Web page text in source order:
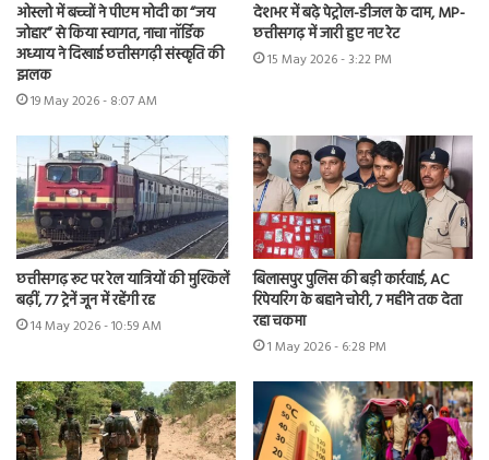
ओस्लो में बच्चों ने पीएम मोदी का “जय
जोहार” से किया स्वागत, नाचा नॉर्डिक
अध्याय ने दिखाई छत्तीसगढ़ी संस्कृति की
झलक
19 May 2026 - 8:07 AM
देशभर में बढ़े पेट्रोल-डीजल के दाम, MP-
छत्तीसगढ़ में जारी हुए नए रेट
15 May 2026 - 3:22 PM
छत्तीसगढ़ रूट पर रेल यात्रियों की मुश्किलें
बढ़ीं, 77 ट्रेनें जून में रहेंगी रद्द
14 May 2026 - 10:59 AM
बिलासपुर पुलिस की बड़ी कार्रवाई, AC
रिपेयरिंग के बहाने चोरी, 7 महीने तक देता
रहा चकमा
1 May 2026 - 6:28 PM